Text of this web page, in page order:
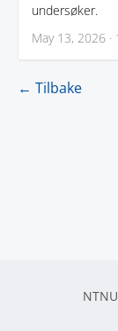
undersøker.
May 13, 2026 ·
← Tilbake